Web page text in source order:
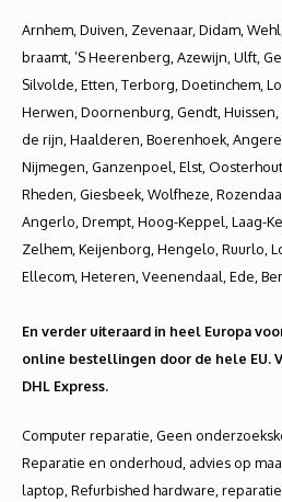
Arnhem, Duiven, Zevenaar, Didam,
braamt, ’S Heerenberg, Azewijn, Ulft,
Silvolde, Etten, Terborg, Doetinchem,
Herwen, Doornenburg, Gendt,
de rijn, Haalderen, Boerenhoek,
Nijmegen, Ganzenpoel, Elst,
Rheden, Giesbeek, Wolfheze,
Angerlo, Drempt, Hoog-Keppel, Laag-
Zelhem, Keijenborg, Hengelo, Ruurlo,
Ellecom, Heteren, Veenendaal, Ede,
En verder uiteraard in heel Europa
online bestellingen door de hele EU.
DHL Express.
Computer reparatie, Geen onderzoekskosten, no cure no pay, Reparatie en onderhoud, advies op maat. Nieuwe en gebruikte laptop, Refurbished hardware, reparatie van game PC, reparatie van laptop, onderhoud aan netwerk, computer hulp op afstand, advies op maat, computer hulp duiven, Computer hulp Arnhem, moederbord reparatie, Solderen, chip reparatie, software problemen, netwerk hulp, Apple, HP, Dell, Lenovo, MSI, IBM, Medion, Alienware, Acer, Asus, Gateway, Wifi oplossing, werk op locatie, netwerkbeheer, ICT Beheer, snelle reparatie, Duiven, Huissen- Lingewaard Computerreparatie Doornenburg, Duiven, Computerhulp Angeren en, Computerreparatie Huissen Computerhulp Arnhem en Computerreparatie Bemmel, Computerhulp Westervoort Computerhulp Driel en Computerreparatie Gendt, Zevenaar, Computerhulp Zevenaar en Computer reparatie Westervoort, Computerhulp Didam, Computerhulp Driel en Computerreparatie Groessen, Computerhulp Doornenburg en Lingewaard Computer reparatie Gendt Computerreparatie Pannerden, Computerhulp Babberich en Computerreparatie Velp, Angeren, Haalderen, Ressen Loo, Computerherstel, Computer Service, Computerwinkel, Computer Onderdelen, PC Dokter, PC Shop, ICT Diensten, Trage computer reparatie, Trage laptop, virussen verwijderen, zwart beeld, laptop, Telefoon reparatie, Laptop reparatie, tablet reparatie, iPad reparatie, macbook reparatie, iMac reparatie, iPhone reparatie, herinstallatie Windows uitvoeren, data recoveren, verwijderede data terug halen, Schijf wipen, Computer opkoop, ICT opkopen, Data overzetten, Data behoud, computer storing verhelpen, Computershop, Computer winkel duiven, Computerwinkel Westervoort, Computerwinkel Zevenaar, Computerwinkel Arnhem, Computerwinkel Didam, Computer shop. Advies reparatie onderhoud, computer opschonen, Computer vervangen, Gebruikte hardware, Repareren macbook, Apple reparatie, Computer advies, Laptop advies, School laptop, Laptop voor werk, Bedrijf starten, ICT oplossing, schijf formatteren, laptop geeft geen beeld meer, computer geeft geen beeld meer, Beste service voor de beste prijs, Computer reparatie in de buurt, Macbook reparatie, macbook upgraden, iMac upgraden, Samsung reparatie, Huawei reparatie, Telefoon reparatie, Scherm reparatie, Telefoon scherm reparatie, tablet scherm reparatie, Telefoon reparatie Arnhem, Tablet reparatie Arnhem Telefoon reparatie Duiven, Telefoon reparatie Zevenaar, Computer herstellen werkt niet, Computer reparatie in de buurt, Computer shop Duiven, Snelle computer reparatie, Computer service, Computer onderhoud, Laptop service Duiven, Laptop onderhoud Duiven. Computerservice A12, Computer winkel A12, Computerwinkel Snelweg, Duiven. Computerhulp Duiven, computer reparatie Duiven, Computerreparatie Gelderland, Computerhulp Nieuwgraaf, computer reparatie Reeshof, Computerhulp Lathum, computer reparatie Giesbeek, Computerhulp Beijnum, computer reparatie Didam, Apple specialist, Computer hulp Ganzenpoel, computer reparatie Westervoort, Computerhulp Huissen, computer reparatie Elst, Computerhulp Elst, Computer reparatie Huissen, Computerhulp Greffelkamp, Computerreparatie Loil, Computerhulp Angerlo, Computer reparatie Nieuw-Wehl, Computerhulp Chaam, Computerreparatie Wehl, Computerhulp Friesland, computer reparatie Nieuw-Dijk, Computerhulp Dichteren, computer reparatie Doetinchem, Computerhulp Keppel, Computer reparatie Stegeslag, Computerhulp Lentemorgen, computer reparatie Zevenaar, Computer hulp Ooij, Computerreparatie Groessen, Computerhulp Loo, computerreparatie De Keel, Computer hulp Ganzenpoel, computerreparatie Pannerden, Computer hulp Aerdt, computer, computer reparatie Herwen, Computer hulp Lobith, Aan huis, Computer reparatie Tolkamer, Computer service Spijk, Apple specialist Computer herstel Hock-Elten, Computerhulp Veldhuizen en omstreken, Snelle en vriendelijke computerhulp Babberich, Trage computer Kwartier, Computer traag Loerbeek, Laptop scherm vervangen Duiven, Computerhulp Duiven en omstreken, Computer reparatie Duiven, Voeding kapot, Computer start niet op, Computer virusvrij maken, Computer opschonen, PC opschonen, Zwart scherm, Blauw scherm, Computerhulp Duiven Universiteit, Duiven University, Computerhulp Duiven, Computerhulp de Reit, Windows 10 upgrade, Windows 10 upgraden, Windows 7 naar Windows 10 upgraden, Windows 8 naar Windows 10 upgraden, Windows 8.1 naar Windows 10 upgraden, Windows 10 upgrade, Computer reparatie Duiven, Laptop reparatie, Desktop reparatie, Netbook reparatie, Notebook reparatie, Tablet reparatie, iPad reparatie, Apple reparatie, iPhone reparatie, Smartphone reparatie, PC reparatie, Computer reparatie, PC shop, Computer winkel, Computerreparatie, PC hulp, Vossenberg, Kraaiven, Loven, Kanaalzone, computer reparatie Duiven Het Laar, Computerhulp Duiven Katsbogten, Kreitenmolen, Albion, Tradepark58, Bakertand, Schepersven, Zwaluwenbunders, Bedrijvenpark Charlotte, Computerwinkel Duiven, Bedrijvenpark Enschot, Wijkevoort, computer reparatie Duiven Berkhoek, Computer reparatie bedrijventerrein, Computerreparatie Computerhulp MKB, Computerreparatie Noord-Brabant, Politie virus verwijderen, Politievirus verwijdering, Virus verwijdering, Data Recovery, Cloud diensten, Virus beveiliging, computerhulp Duiven aan huis, computer erg traag, computer heel traag, computer is traag, computer start traag, computer te traag, computer werkt traag, computer zeer traag, Goedkope game pc, iPad scherm vervangen, ICT Waarborg gecertificeerd, service aan huis, Computer reparatie Duiven, Computerhulp Duiven, Computer onderhoudsbeurt, Computer reparatie Rijen, Computer APK, Laptop onderhoud, Trage computer, computer opschonen windows, Computer kopen Duiven, Laptop kopen Duiven, Desktop kopen Duiven, computer reparatie Duiven, pc dokter Duiven, Nederland is een computerland, laptop reparatie, computer totaal opgeschoond, laptopshop, computer onderdelen, computerzaak, computer winkel, pc winkel, computerhulp Duiven, desktop reparatie Duiven, laptopscherm vervangen, aan huis, iPad scherm vervangen Duiven, pc reparatie Duiven Reeshof, computer opschonen Duiven, pc opschonen Duiven, Duiven, Reeshof, Gilze, Udenhout, Berkel-Enschot, Oisterwijk, Hilvarenbeek, Goirle, Riel, Alphen NB, Moergestel, Duiven west, Duiven oost, Duiven noord, Duiven zuid, Duiven en omstreken, Data recovery, Virus beveiliging, Back up diensten,